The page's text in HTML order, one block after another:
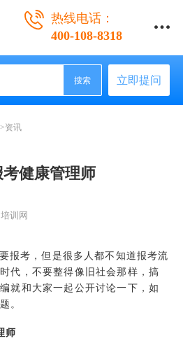
热线电话：
400-108-8318
搜索 立即提问
资讯
健康管理师
训网
报考，但是很多人都不知道报考流
代，不要整得像旧社会那样，搞
就和大家一起公开讨论一下，如
。
师